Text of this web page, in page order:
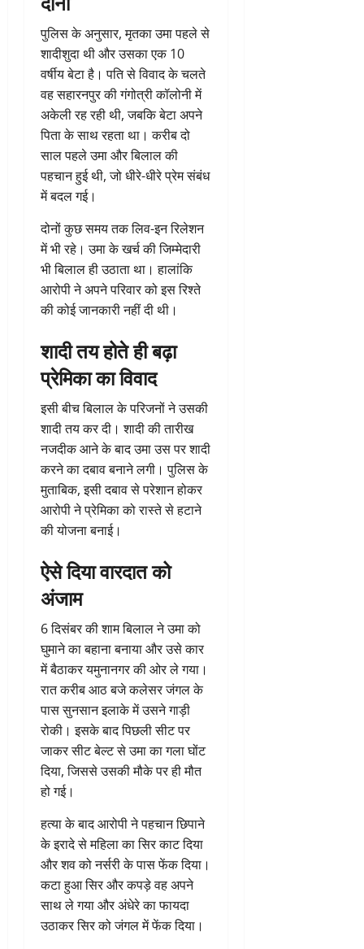
पुलिस के अनुसार, मृतका उमा पहले से
शादीशुदा थी और उसका एक 10
वर्षीय बेटा है। पति से विवाद के चलते
वह सहारनपुर की गंगोत्री कॉलोनी में
अकेली रह रही थी, जबकि बेटा अपने
पिता के साथ रहता था। करीब दो
साल पहले उमा और बिलाल की
पहचान हुई थी, जो धीरे-धीरे प्रेम संबंध
में बदल गई।
दोनों कुछ समय तक लिव-इन रिलेशन
में भी रहे। उमा के खर्च की जिम्मेदारी
भी बिलाल ही उठाता था। हालांकि
आरोपी ने अपने परिवार को इस रिश्ते
की कोई जानकारी नहीं दी थी।
शादी तय होते ही बढ़ा
प्रेमिका का विवाद
इसी बीच बिलाल के परिजनों ने उसकी
शादी तय कर दी। शादी की तारीख
नजदीक आने के बाद उमा उस पर शादी
करने का दबाव बनाने लगी। पुलिस के
मुताबिक, इसी दबाव से परेशान होकर
आरोपी ने प्रेमिका को रास्ते से हटाने
की योजना बनाई।
ऐसे दिया वारदात को
अंजाम
6 दिसंबर की शाम बिलाल ने उमा को
घुमाने का बहाना बनाया और उसे कार
में बैठाकर यमुनानगर की ओर ले गया।
रात करीब आठ बजे कलेसर जंगल के
पास सुनसान इलाके में उसने गाड़ी
रोकी। इसके बाद पिछली सीट पर
जाकर सीट बेल्ट से उमा का गला घोंट
दिया, जिससे उसकी मौके पर ही मौत
हो गई।
हत्या के बाद आरोपी ने पहचान छिपाने
के इरादे से महिला का सिर काट दिया
और शव को नर्सरी के पास फेंक दिया।
कटा हुआ सिर और कपड़े वह अपने
साथ ले गया और अंधेरे का फायदा
उठाकर सिर को जंगल में फेंक दिया।